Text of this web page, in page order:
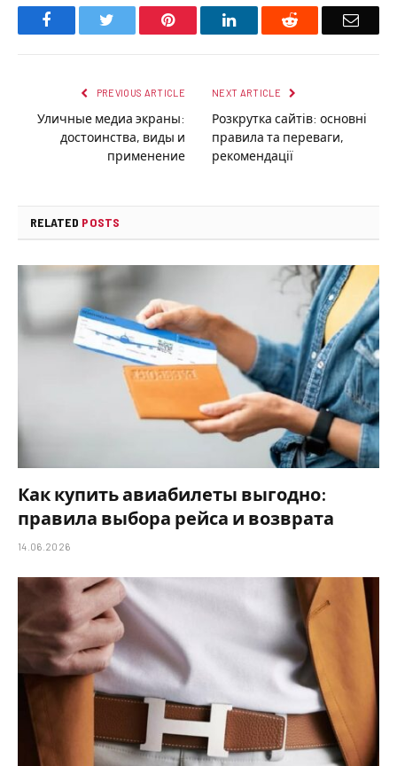
Facebook Pinterest LinkedIn Reddit Email
PREVIOUS ARTICLE
Уличные медиа экраны:
достоинства, виды и
применение
NEXT ARTICLE
Розкрутка сайтів: основні
правила та переваги,
рекомендації
RELATED POSTS
Как купить авиабилеты выгодно:
правила выбора рейса и возврата
14.06.2026